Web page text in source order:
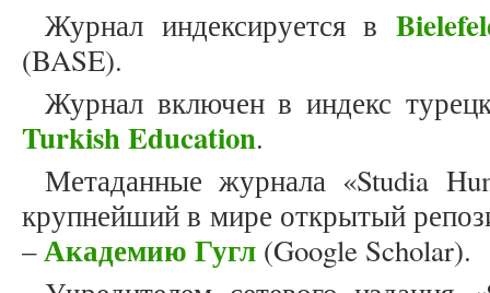
Журнал индексируется в
(BASE).
Журнал включен в индекс
Turkish Education.
Метаданные журнала «Studia
крупнейший в мире открытый
–Академию Гугл (Google Scholar).